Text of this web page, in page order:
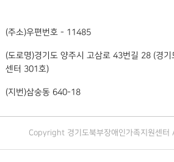
(주소)우편번호 - 11485
(도로명)경기도 양주시 고삼로 43번길 28 (경기
센터 301호)
(지번)삼숭동 640-18
Copyright 경기도북부장애인가족지원센터